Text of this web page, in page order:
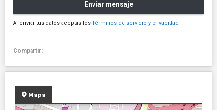
Enviar mensaje
Al enviar tus datos aceptas los Términos de servicio y privacidad
Compartir:
Mapa